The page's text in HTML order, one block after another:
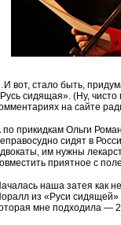
вот, стало быть,
cидящая». (Ну, чисто
на сайте
по прикидкам Ольги
сидят в
им нужны
приятное с
наша затея как
из «Руси
мне подходила —